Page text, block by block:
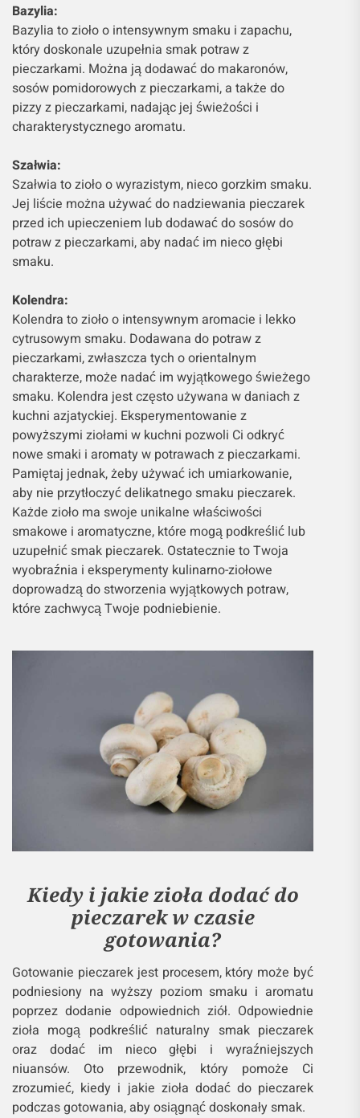
Bazylia:
Bazylia to zioło o intensywnym smaku i zapachu,
który doskonale uzupełnia smak potraw z
pieczarkami. Można ją dodawać do makaronów,
sosów pomidorowych z pieczarkami, a także do
pizzy z pieczarkami, nadając jej świeżości i
charakterystycznego aromatu.
Szałwia:
Szałwia to zioło o wyrazistym, nieco gorzkim smaku.
Jej liście można używać do nadziewania pieczarek
przed ich upieczeniem lub dodawać do sosów do
potraw z pieczarkami, aby nadać im nieco głębi
smaku.
Kolendra:
Kolendra to zioło o intensywnym aromacie i lekko
cytrusowym smaku. Dodawana do potraw z
pieczarkami, zwłaszcza tych o orientalnym
charakterze, może nadać im wyjątkowego świeżego
smaku. Kolendra jest często używana w daniach z
kuchni azjatyckiej. Eksperymentowanie z
powyższymi ziołami w kuchni pozwoli Ci odkryć
nowe smaki i aromaty w potrawach z pieczarkami.
Pamiętaj jednak, żeby używać ich umiarkowanie,
aby nie przytłoczyć delikatnego smaku pieczarek.
Każde zioło ma swoje unikalne właściwości
smakowe i aromatyczne, które mogą podkreślić lub
uzupełnić smak pieczarek. Ostatecznie to Twoja
wyobraźnia i eksperymenty kulinarno-ziołowe
doprowadzą do stworzenia wyjątkowych potraw,
które zachwycą Twoje podniebienie.
Kiedy i jakie zioła dodać do
pieczarek w czasie
gotowania?
Gotowanie pieczarek jest procesem, który może być
podniesiony na wyższy poziom smaku i aromatu
poprzez dodanie odpowiednich ziół. Odpowiednie
zioła mogą podkreślić naturalny smak pieczarek
oraz dodać im nieco głębi i wyraźniejszych
niuansów. Oto przewodnik, który pomoże Ci
zrozumieć, kiedy i jakie zioła dodać do pieczarek
podczas gotowania, aby osiągnąć doskonały smak.